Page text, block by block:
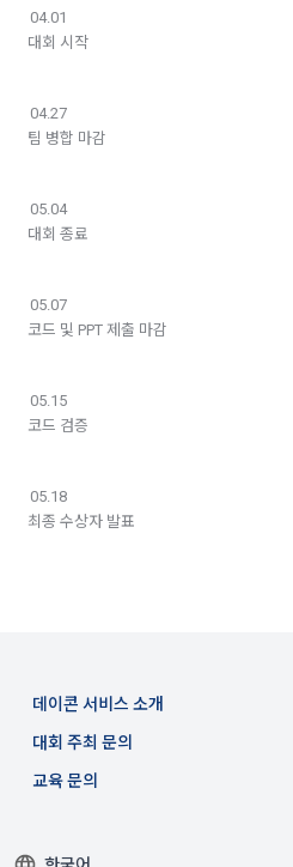
지 후 당해 "회원"과의 계약을 해
부의사를 표시하지 않거나, 전항
사항에 관해서는 약관의규제등에
기통신사업법, 정보통신망이용촉
따른다.
을 체결하여 서비스를 이용하는
로써 이용계약이 성립된다.
락처 등을 제공하여야 한다.
연동을 통해 이용계약을 신청할
정 정보 접근 및 활용에 “동의” 또
하는 항목
언어 및 사용 경험, 프로젝트 또는
희망근무지역
Linkedin 등) ,영상, ppt
기 모델 정보가 수집될 수 있으나,
태입니다.
목
비스 이용 기록, 불량 이용 기록,
를 입력하는 경우, 해당 개인정보
04.01
대회 시작
04.27
팀 병합 마감
05.04
대회 종료
05.07
코드 및 PPT 제출 마감
05.15
코드 검증
05.18
최종 수상자 발표
대회 주최 문의
교육 문의
데이콘 서비스 소개